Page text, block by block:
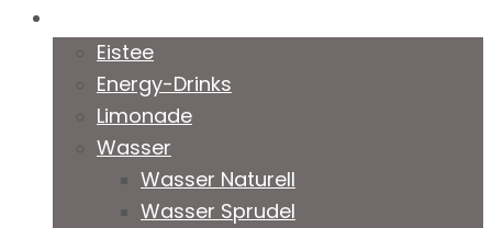
Eistee
Energy-Drinks
Limonade
Wasser
Wasser Naturell
Wasser Sprudel